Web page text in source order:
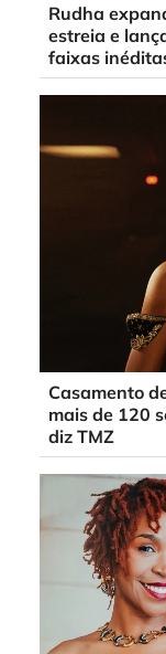
Rudha
estreia e
faixas
Casamento
mais de 120
diz TMZ